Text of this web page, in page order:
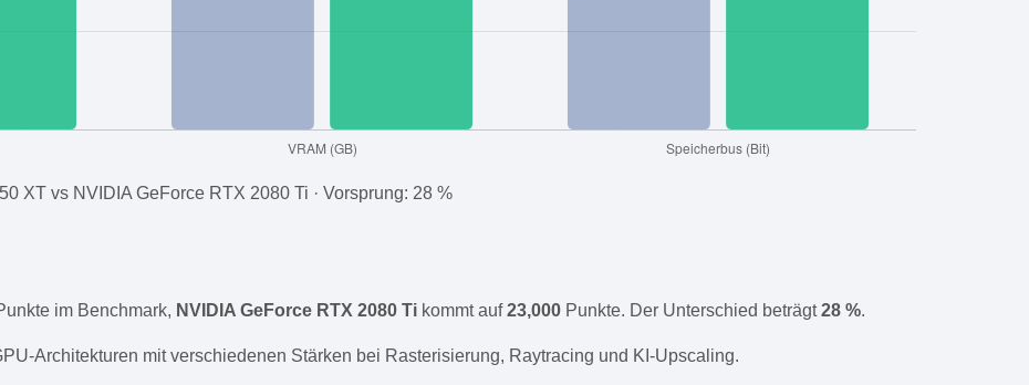
XT vs NVIDIA GeForce RTX 2080 Ti · Vorsprung: 28 %
im Benchmark, NVIDIA GeForce RTX 2080 Ti kommt auf23,000 Punkte. Der Unterschied beträgt28 %.
Architekturen mit verschiedenen Stärken bei Rasterisierung, Raytracing und KI-Upscaling.